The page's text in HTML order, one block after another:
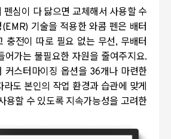
펜심이 다 닳으면 교체해서 사용할 수
기술을 적용한 와콤 펜은 배터
충전이 따로 필요 없는 무선, 무배터
어가는 불필요한 자원을 줄여주지요.
커스터마이징 옵션을 36개나 마련한
라도 본인의 작업 환경과 습관에 맞게
용할 수 있도록 지속가능성을 고려한